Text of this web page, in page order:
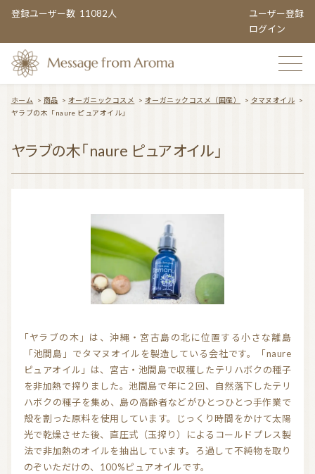
登録ユーザー数 11082人
ユーザー登録
ログイン
TOPIC CATEGORY
アロマエンタメ情報 おすすめ商品 ５選
気持ちを切り替えるアロマ 天然の香り－アロマテラピー
アロマ日常使い アロマを学ぶ・アロマの仕事
アロマレシピ オーガニックコスメ
おすすめアロマコラム
ホーム > 商品 >オーガニックコスメ > オーガニックコスメ（国産） > タマヌオイル >
ヤラブの木「naure ピュアオイル」
ヤラブの木「naure ピュアオイル」
「ヤラブの木」は、沖縄・宮古島の北に位置する小さな離島
「池間島」でタマヌオイルを製造している会社です。「naure
ピュアオイル」は、宮古・池間島で収穫したテリハボクの種子
を非加熱で搾りました。池間島で年に２回、自然落下したテリ
ハボクの種子を集め、島の高齢者などがひとつひとつ手作業で
殻を割った原料を使用しています。じっくり時間をかけて太陽
光で乾燥させた後、直圧式（玉搾り）によるコールドプレス製
法で非加熱のオイルを抽出しています。ろ過して不純物を取り
のぞいただけの、100%ピュアオイルです。